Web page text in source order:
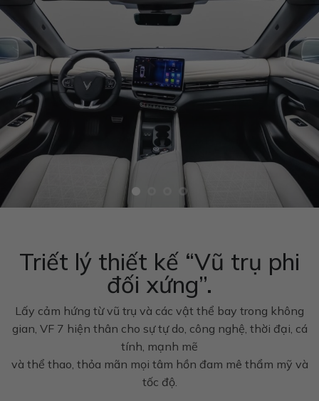
Triết lý thiết kế “Vũ trụ phi
đối xứng”.
Lấy cảm hứng từ vũ trụ và các vật thể bay trong không
gian, VF 7 hiện thân cho sự tự do, công nghệ, thời đại, cá
tính, mạnh mẽ
và thể thao, thỏa mãn mọi tâm hồn đam mê thẩm mỹ và
tốc độ.